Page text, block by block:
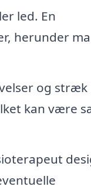
led. En
herunder
og stræk
kan være